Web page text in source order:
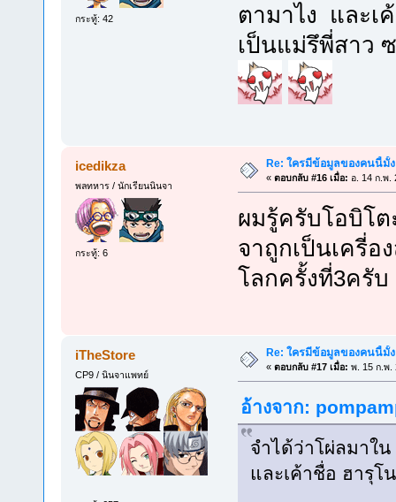
กระทู้: 42
ตามาไง และเ
เป็นแม่รึพี่สาว
icedikza
พลทหาร / นักเรียนนินจา
กระทู้: 6
Re: ใครมีข้อมูลของคนนี้มั้
« ตอบกลับ #16 เมื่อ: อ. 14 ก.พ.
ผมรู้ครับโอบิโ
จาถูกเป็นเครี่อ
โลกครั้งที่3ครับ
iTheStore
CP9 / นินจาแพทย์
Re: ใครมีข้อมูลของคนนี้มั้
« ตอบกลับ #17 เมื่อ: พ. 15 ก.พ.
อ้างจาก:
จำได้ว่าโผ่ลมาใ
และเค้าชื่อ ฮารุโ